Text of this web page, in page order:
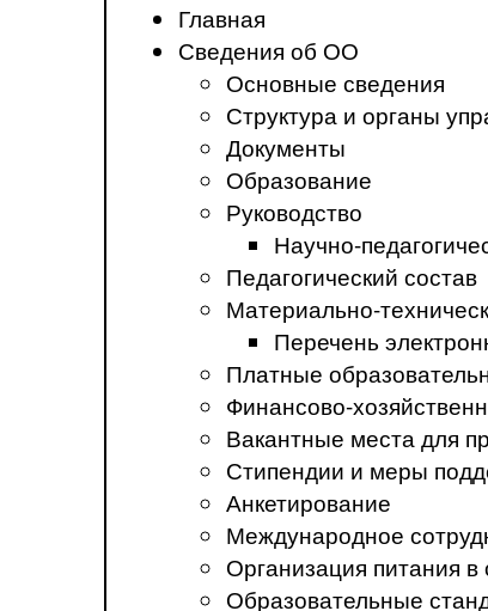
Главная
Сведения об ОО
Основные сведения
Структура и органы
Документы
Образование
Руководство
Научно-
Педагогический состав
Материально-
Перечень
Платные
Финансово-
Вакантные места для
Стипендии и меры
Анкетирование
Международное
Организация питания
Образовательные